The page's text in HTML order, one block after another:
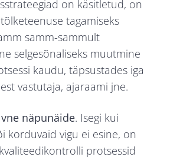
on käsitletud, on
tagamiseks
samm-sammult
selgesõnaliseks muutmine
kaudu, täpsustades iga
vastutaja, ajaraami jne.
näpunäide. Isegi kui
korduvaid vigu ei esine, on
protsessid